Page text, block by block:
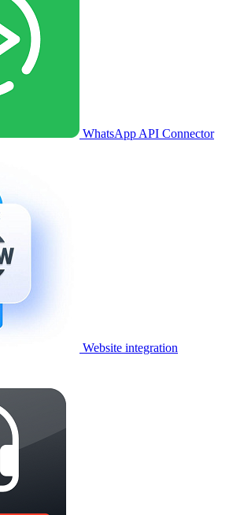
WhatsApp API Connector
Website integration